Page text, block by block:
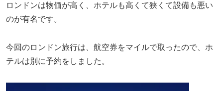
ロンドンは物価が高く、ホテルも高くて狭くて設備も悪い
のが有名です。
今回のロンドン旅行は、航空券をマイルで取ったので、ホ
テルは別に予約をしました。